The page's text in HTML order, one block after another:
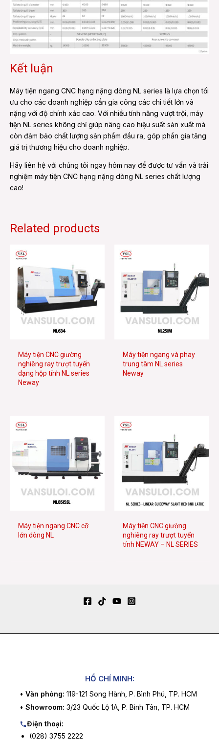
Kết luận
Máy tiện ngang CNC hạng nặng dòng NL series là lựa chọn tối
ưu cho các doanh nghiệp cần gia công các chi tiết lớn và
nặng với độ chính xác cao. Với nhiều tính năng vượt trội, máy
tiện NL series không chỉ giúp nâng cao hiệu suất sản xuất mà
còn đảm bảo chất lượng sản phẩm đầu ra, góp phần gia tăng
giá trị thương hiệu cho doanh nghiệp.
Hãy liên hệ với chúng tôi ngay hôm nay để được tư vấn và trải
nghiệm máy tiện CNC hạng nặng dòng NL series chất lượng
cao!
Related products
Máy tiện CNC giường
nghiêng ray trượt tuyến
dạng hộp tính NL series
Neway
Máy tiện ngang và phay
trung tâm NL series
Neway
Máy tiện ngang CNC cỡ
lớn dòng NL
Máy tiện CNC giường
nghiêng ray trượt tuyến
tính NEWAY – NL SERIES
HỒ CHÍ MINH:
• Văn phòng: 119-121 Song Hành, P. Bình Phú, TP. HCM
• Showroom: 3/23 Quốc Lộ 1A, P. Bình Tân, TP. HCM
Điện thoại:
(028) 3755 2222